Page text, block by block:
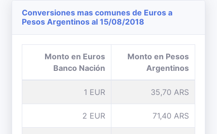
Conversiones mas comunes de Euros a
Pesos Argentinos al 15/08/2018
Monto en Euros
Banco Nación
Monto en Pesos
Argentinos
1 EUR 35,70 ARS
2 EUR 71,40 ARS